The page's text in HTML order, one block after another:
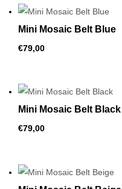
Mini Mosaic Belt Blue
€79,00
Mini Mosaic Belt Black
€79,00